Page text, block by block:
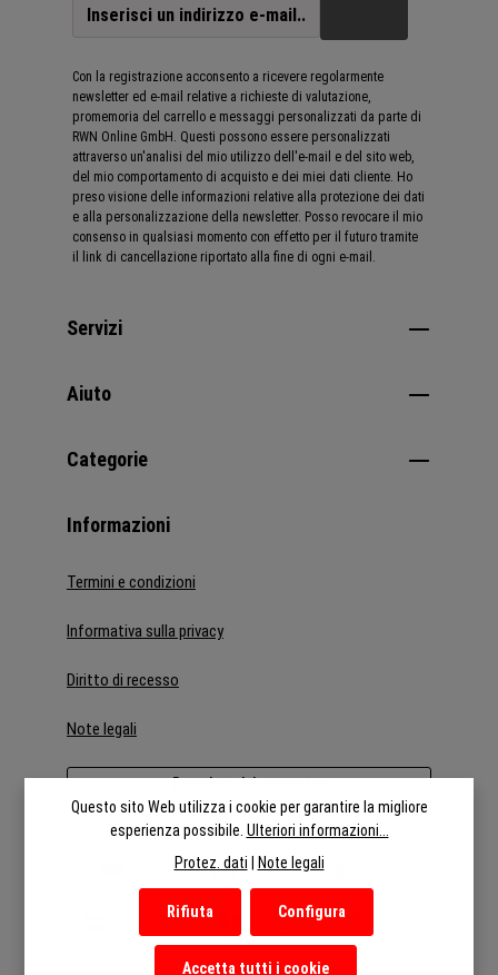
Con la registrazione acconsento a ricevere regolarmente
newsletter ed e-mail relative a richieste di valutazione,
promemoria del carrello e messaggi personalizzati da parte di
RWN Online GmbH. Questi possono essere personalizzati
attraverso un'analisi del mio utilizzo dell'e-mail e del sito web,
del mio comportamento di acquisto e dei miei dati cliente. Ho
preso visione delle informazioni relative alla protezione dei dati
e alla personalizzazione della newsletter. Posso revocare il mio
consenso in qualsiasi momento con effetto per il futuro tramite
il link di cancellazione riportato alla fine di ogni e-mail.
Servizi
Aiuto
Categorie
Informazioni
Termini e condizioni
Informativa sulla privacy
Diritto di recesso
Note legali
Recedere dal contratto
Deutsch English
Nederlands Français
Questo sito Web utilizza i cookie per garantire la migliore
esperienza possibile. Ulteriori informazioni...
Protez. dati
Note legali
Rifiuta Configura
Accetta tutti i cookie